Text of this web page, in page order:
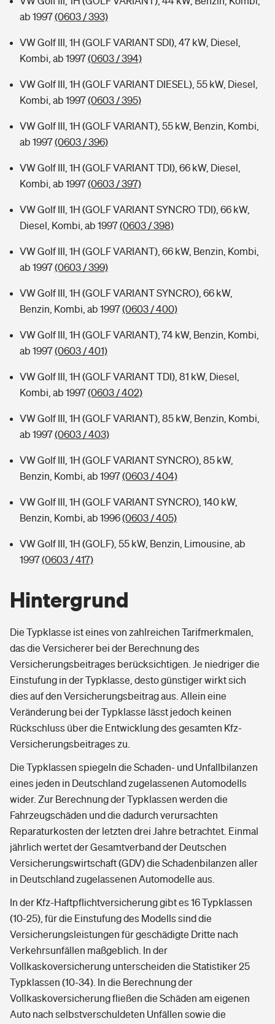
ab 1997(0603 / 393)
VW Golf III, 1H (GOLF VARIANT SDI), 47 kW, Diesel,
Kombi, ab 1997(0603 / 394)
VW Golf III, 1H (GOLF VARIANT DIESEL), 55 kW, Diesel,
Kombi, ab 1997(0603 / 395)
VW Golf III, 1H (GOLF VARIANT), 55 kW, Benzin, Kombi,
ab 1997(0603 / 396)
VW Golf III, 1H (GOLF VARIANT TDI), 66 kW, Diesel,
Kombi, ab 1997(0603 / 397)
VW Golf III, 1H (GOLF VARIANT SYNCRO TDI), 66 kW,
Diesel, Kombi, ab 1997(0603 / 398)
VW Golf III, 1H (GOLF VARIANT), 66 kW, Benzin, Kombi,
ab 1997(0603 / 399)
VW Golf III, 1H (GOLF VARIANT SYNCRO), 66 kW,
Benzin, Kombi, ab 1997(0603 / 400)
VW Golf III, 1H (GOLF VARIANT), 74 kW, Benzin, Kombi,
ab 1997(0603 / 401)
VW Golf III, 1H (GOLF VARIANT TDI), 81 kW, Diesel,
Kombi, ab 1997(0603 / 402)
VW Golf III, 1H (GOLF VARIANT), 85 kW, Benzin, Kombi,
ab 1997(0603 / 403)
VW Golf III, 1H (GOLF VARIANT SYNCRO), 85 kW,
Benzin, Kombi, ab 1997(0603 / 404)
VW Golf III, 1H (GOLF VARIANT SYNCRO), 140 kW,
Benzin, Kombi, ab 1996(0603 / 405)
VW Golf III, 1H (GOLF), 55 kW, Benzin, Limousine, ab
1997(0603 / 417)
Hintergrund
Die Typklasse ist eines von zahlreichen Tarifmerkmalen,
das die Versicherer bei der Berechnung des
Versicherungsbeitrages berücksichtigen. Je niedriger die
Einstufung in der Typklasse, desto günstiger wirkt sich
dies auf den Versicherungsbeitrag aus. Allein eine
Veränderung bei der Typklasse lässt jedoch keinen
Rückschluss über die Entwicklung des gesamten Kfz-
Versicherungsbeitrages zu.
Die Typklassen spiegeln die Schaden- und Unfallbilanzen
eines jeden in Deutschland zugelassenen Automodells
wider. Zur Berechnung der Typklassen werden die
Fahrzeugschäden und die dadurch verursachten
Reparaturkosten der letzten drei Jahre betrachtet. Einmal
jährlich wertet der Gesamtverband der Deutschen
Versicherungswirtschaft (GDV) die Schadenbilanzen aller
in Deutschland zugelassenen Automodelle aus.
In der Kfz-Haftpflichtversicherung gibt es 16 Typklassen
(10-25), für die Einstufung des Modells sind die
Versicherungsleistungen für geschädigte Dritte nach
Verkehrsunfällen maßgeblich. In der
Vollkaskoversicherung unterscheiden die Statistiker 25
Typklassen (10-34). In die Berechnung der
Vollkaskoversicherung fließen die Schäden am eigenen
Auto nach selbstverschuldeten Unfällen sowie die